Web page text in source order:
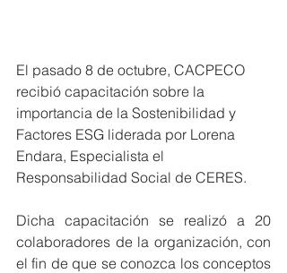
El pasado 8 de octubre, CACPECO
recibió capacitación sobre la
importancia de la Sostenibilidad y
Factores ESG liderada por Lorena
Endara, Especialista el
Responsabilidad Social de CERES.
Dicha capacitación se realizó a 20
colaboradores de la organización, con
el fin de que se conozca los conceptos